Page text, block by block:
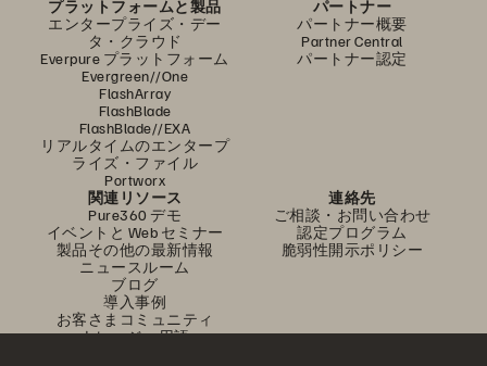
プラットフォームと製品
エンタープライズ・デー
タ・クラウド
Everpure プラットフォーム
Evergreen//One
FlashArray
FlashBlade
FlashBlade//EXA
リアルタイムのエンタープ
ライズ・ファイル
Portworx
パートナー
パートナー概要
Partner Central
パートナー認定
関連リソース
Pure360 デモ
イベントと Web セミナー
製品その他の最新情報
ニュースルーム
ブログ
導入事例
お客さまコミュニティ
ナレッジ・用語
連絡先
ご相談・お問い合わせ
認定プログラム
脆弱性開示ポリシー